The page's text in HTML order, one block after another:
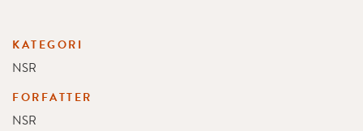
KATEGORI
NSR
FORFATTER
NSR